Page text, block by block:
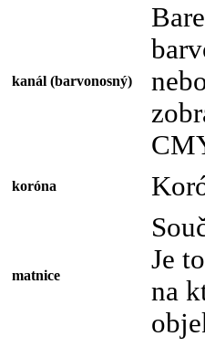
kanál (barvonosný)
koróna
matnice
Je
na